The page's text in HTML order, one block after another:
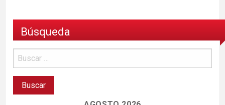
Búsqueda